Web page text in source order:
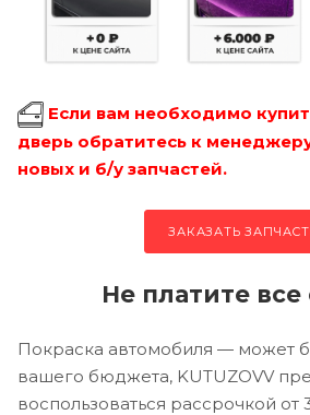
Если вам необходимо
дверь обратитесь к
новых и б/у запчастей.
ЗАКАЗАТЬ
Не платите все
Покраска автомобиля — может
вашего бюджета, KUTUZOVV
воспользоваться рассрочкой от